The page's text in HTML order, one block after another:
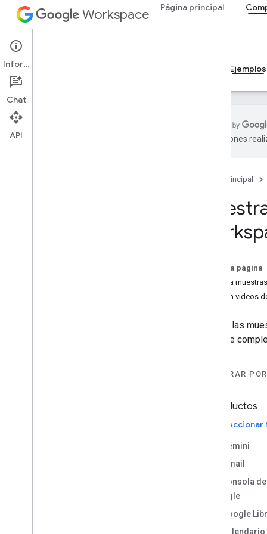
Workspace Página principal
Add-ons
Descripción general Ejemplos
traducciones
Página principal
En esta página
Explora
Explora videos
Explora las
y tipo de
FILTRAR POR
Productos
Gemini
Gmail
Consola
Google
Google
Información
Chat
API